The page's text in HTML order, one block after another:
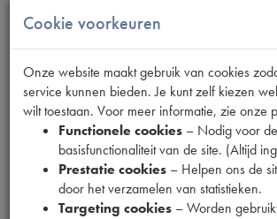
Productnummer
1680504
Cookie voorkeuren
Onze website maakt gebruik van cookies
service kunnen bieden. Je kunt zelf kiezen
wilt toestaan. Voor meer informatie, zie onze
Functionele cookies – Nodig voor de
basisfunctionaliteit van de site. (Altijd
Prestatie cookies – Helpen ons de
door het verzamelen van statistieken.
Targeting cookies – Worden